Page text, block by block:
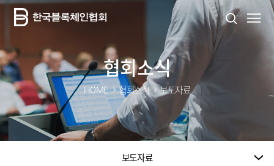
협회소식
HOME 협회소식 보도자료
보도자료